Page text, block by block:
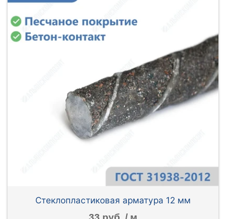
Стеклопластиковая арматура 12 мм